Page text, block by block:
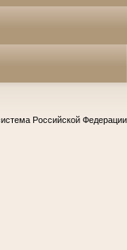
Российской